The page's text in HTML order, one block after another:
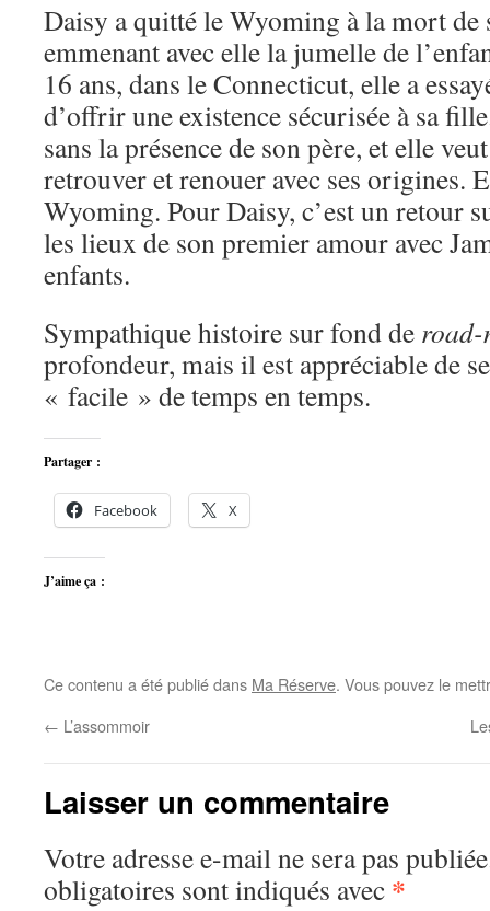
Daisy a quitté le Wyoming à la mort de
emmenant avec elle la jumelle de
16 ans, dans le Connecticut, elle a
d’offrir une existence sécurisée à sa
sans la présence de son père, et elle
retrouver et renouer avec ses origines.
Wyoming. Pour Daisy, c’est un retour
les lieux de son premier amour avec
enfants.
Sympathique histoire sur fond de road-
profondeur, mais il est appréciable de
« facile » de temps en temps.
Partager :
Facebook X
J’aime ça :
Ce contenu a été publié dans Ma Réserve. Vous pouvez le
← L’assommoir
Laisser un commentaire
Votre adresse e-mail ne sera pas
obligatoires sont indiqués avec *